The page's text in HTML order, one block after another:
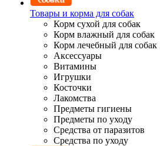
Товары и корма для собак
Корм сухой для собак
Корм влажный для собак
Корм лечебный для собак
Аксессуары
Витамины
Игрушки
Косточки
Лакомства
Предметы гигиены
Предметы по уходу
Средства от паразитов
Средства по уходу